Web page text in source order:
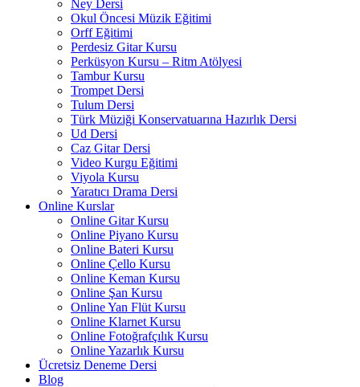
Ney Dersi
Okul Öncesi Müzik Eğitimi
Orff Eğitimi
Perdesiz Gitar Kursu
Perküsyon Kursu – Ritm Atölyesi
Tambur Kursu
Trompet Dersi
Tulum Dersi
Türk Müziği Konservatuarına Hazırlık Dersi
Ud Dersi
Caz Gitar Dersi
Video Kurgu Eğitimi
Viyola Kursu
Yaratıcı Drama Dersi
Online Kurslar
Online Gitar Kursu
Online Piyano Kursu
Online Bateri Kursu
Online Çello Kursu
Online Keman Kursu
Online Şan Kursu
Online Yan Flüt Kursu
Online Klarnet Kursu
Online Fotoğrafçılık Kursu
Online Yazarlık Kursu
Ücretsiz Deneme Dersi
Blog